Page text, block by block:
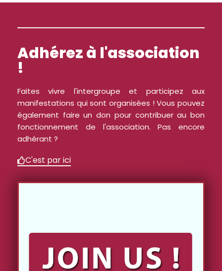
Adhérez à l'association
!
Faites vivre l'intergroupe et participez aux
manifestations qui sont organisées ! Vous pouvez
également faire un don pour contribuer au bon
fonctionnement de l'association. Pas encore
adhérant ?
C'est par ici